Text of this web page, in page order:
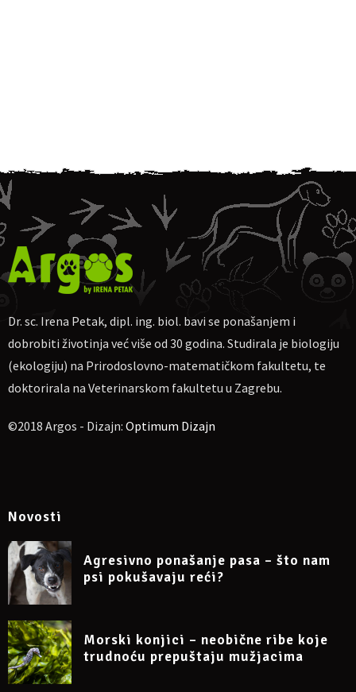
Dr. sc. Irena Petak, dipl. ing. biol. bavi se ponašanjem i
dobrobiti životinja već više od 30 godina. Studirala je biologiju
(ekologiju) na Prirodoslovno-matematičkom fakultetu, te
doktorirala na Veterinarskom fakultetu u Zagrebu.
©2018 Argos - Dizajn: Optimum Dizajn
Novosti
Agresivno ponašanje pasa – što nam
psi pokušavaju reći?
Morski konjici – neobične ribe koje
trudnoću prepuštaju mužjacima